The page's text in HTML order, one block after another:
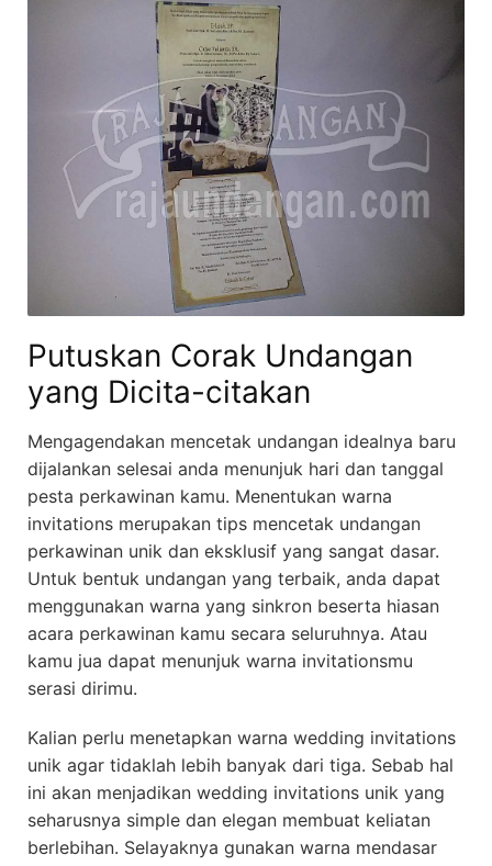
Putuskan Corak Undangan
yang Dicita-citakan
Mengagendakan mencetak undangan idealnya baru
dijalankan selesai anda menunjuk hari dan tanggal
pesta perkawinan kamu. Menentukan warna
invitations merupakan tips mencetak undangan
perkawinan unik dan eksklusif yang sangat dasar.
Untuk bentuk undangan yang terbaik, anda dapat
menggunakan warna yang sinkron beserta hiasan
acara perkawinan kamu secara seluruhnya. Atau
kamu jua dapat menunjuk warna invitationsmu
serasi dirimu.
Kalian perlu menetapkan warna wedding invitations
unik agar tidaklah lebih banyak dari tiga. Sebab hal
ini akan menjadikan wedding invitations unik yang
seharusnya simple dan elegan membuat keliatan
berlebihan. Selayaknya gunakan warna mendasar